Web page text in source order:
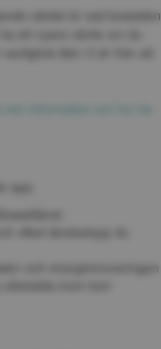
värdet är vad bostaden
ett nyare värde om du
låst i 5 år från att
vilket lånebelopp du
och energirenoveringen
inom kort